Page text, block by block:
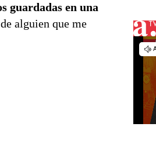
guardadas en una
alguien que me